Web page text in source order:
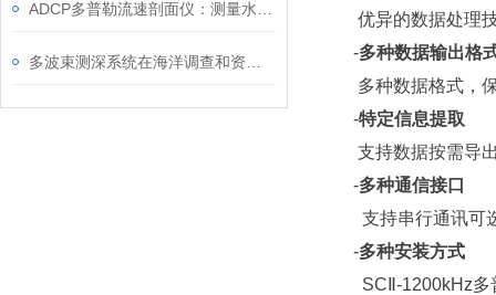
优异的数据处理
-多种数据输出格
多种数据格式，
-特定信息提取
支持数据按需导
-多种通信接口
支持串行通讯可
-多种安装方式
SCⅡ-1200kHz